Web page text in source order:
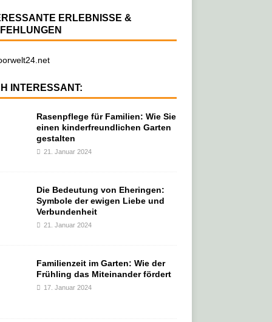
ERLEBNISSE &
INTERESSANT:
Rasenpflege für Familien: Wie Sie
einen kinderfreundlichen Garten
gestalten
21. Januar 2024
Die Bedeutung von Eheringen:
Symbole der ewigen Liebe und
Verbundenheit
21. Januar 2024
Familienzeit im Garten: Wie der
Frühling das Miteinander fördert
17. Januar 2024